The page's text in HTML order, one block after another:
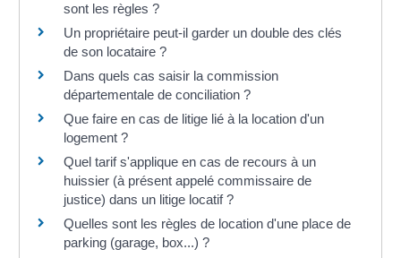
sont les règles ?
Un propriétaire peut-il garder un double des clés
de son locataire ?
Dans quels cas saisir la commission
départementale de conciliation ?
Que faire en cas de litige lié à la location d'un
logement ?
Quel tarif s'applique en cas de recours à un
huissier (à présent appelé commissaire de
justice) dans un litige locatif ?
Quelles sont les règles de location d'une place de
parking (garage, box...) ?